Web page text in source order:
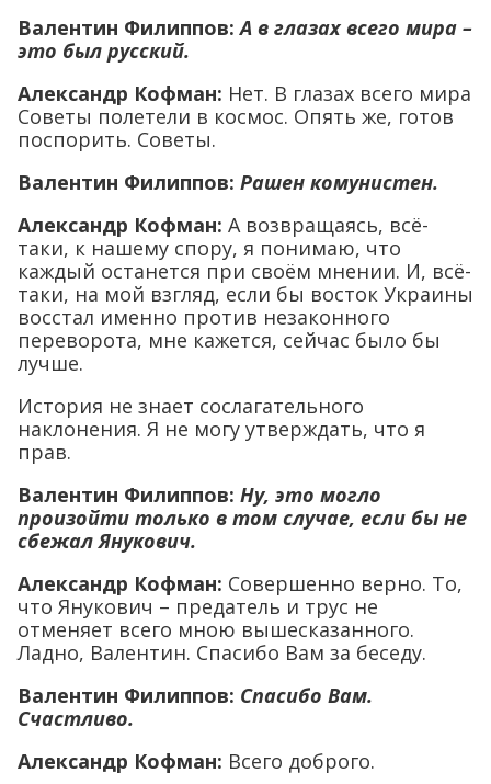
Валентин Филиппов:А в глазах всего мира –
это был русский.
Александр Кофман: Нет. В глазах всего мира
Советы полетели в космос. Опять же, готов
поспорить. Советы.
Валентин Филиппов: Рашен комунистен.
Александр Кофман: А возвращаясь, всё-
таки, к нашему спору, я понимаю, что
каждый останется при своём мнении. И, всё-
таки, на мой взгляд, если бы восток Украины
восстал именно против незаконного
переворота, мне кажется, сейчас было бы
лучше.
История не знает сослагательного
наклонения. Я не могу утверждать, что я
прав.
Валентин Филиппов: Ну, это могло
произойти только в том случае, если бы не
сбежал Янукович.
Александр Кофман: Совершенно верно. То,
что Янукович – предатель и трус не
отменяет всего мною вышесказанного.
Ладно, Валентин. Спасибо Вам за беседу.
Валентин Филиппов: Спасибо Вам.
Счастливо.
Александр Кофман: Всего доброго.